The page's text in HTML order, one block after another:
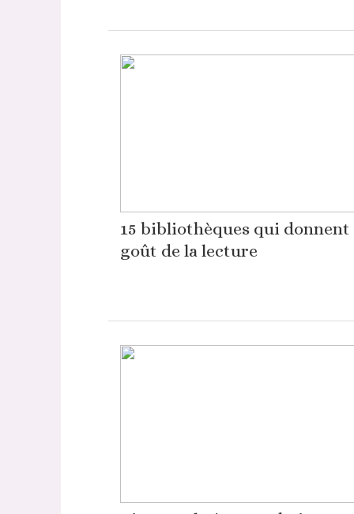
15 bibliothèques qui donnent
goût de la lecture